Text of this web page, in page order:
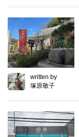
written by
塚原敬子